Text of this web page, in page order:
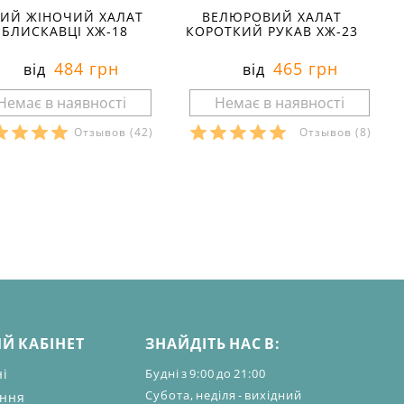
ЖІНОЧИЙ ХАЛАТ
ХЖ-18
від 484 грн
Отзывов (42)
довгий
ВЕЛЮРОВИЙ ХАЛАТ
КОРОТКИЙ РУКАВ ХЖ-23
від 465 грн
Отзывов(8)
рукав: короткий
КАБІНЕТ ЗНАЙДІТЬ НАС В:
Будні з 9:00 до 21:00
Субота, неділя - вихідний